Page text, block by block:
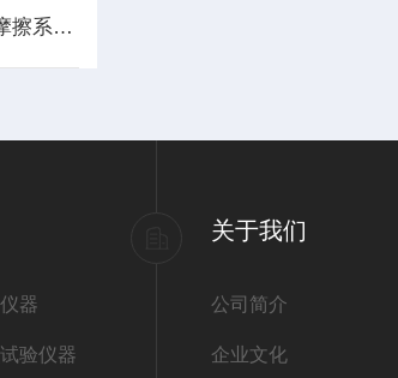
摆式混凝土路面砖摩擦系数测定仪、摩擦系数测定仪适用范围
器
验仪器
关于我们
公司简介
企业文化